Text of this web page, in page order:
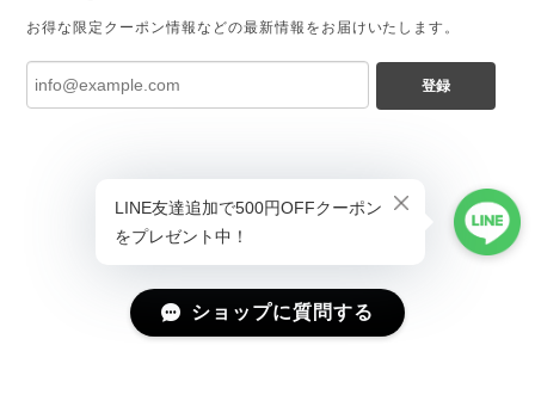
お得な限定クーポン情報などの最新情報をお届けいたします。
登録
ショップに質問する